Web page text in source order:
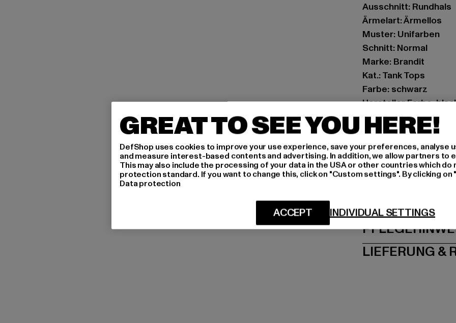
Ausschnitt: Rundhals
Ärmelart: Ärmellos
Muster: Unifarben
Schnitt: Normal
Marke: Brandit
Kat.: Tank Tops
Farbe: schwarz
Hersteller Farbe:
Art.Nr: BD4206-00007
Hersteller: Brandit
Spichernstraße 6a |
GRÖSSE
LIEFERUNG &
GREAT TO SEE YOU HERE!
DefShop uses cookies to improve your use experience, save your preferences, analyse
and measure interest-based contents and advertising. In addition, we allow partners to
This may also include the processing of your data in the USA or other countries which do
protection standard. If you want to change this, click on "Custom settings". By clicking
Data protection
INDIVIDUAL SETTINGS
ACCEPT